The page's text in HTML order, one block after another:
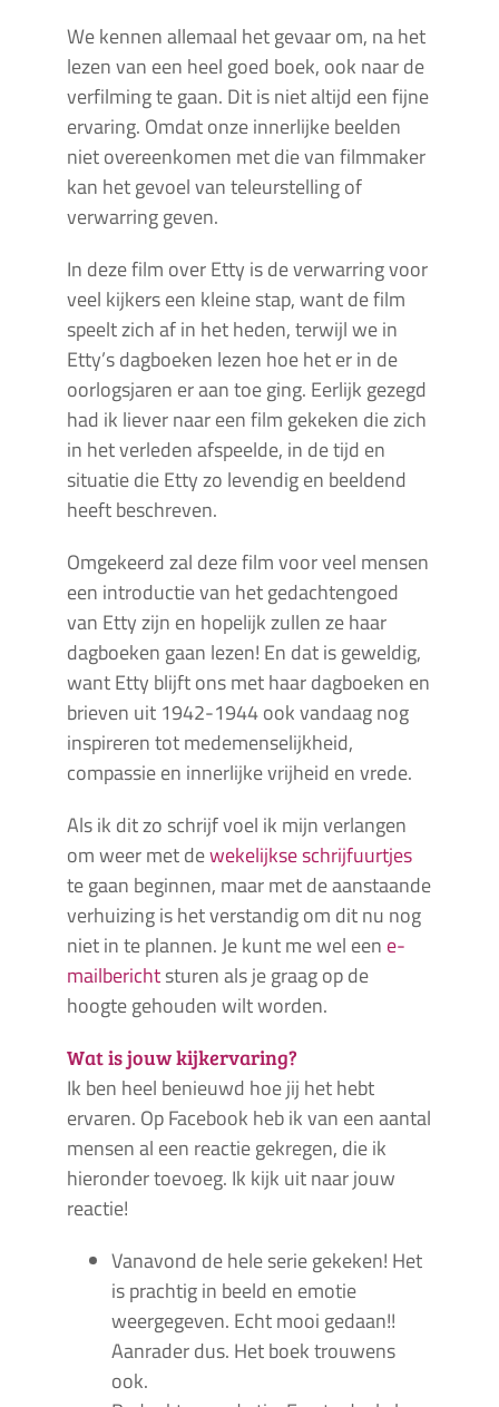
We kennen allemaal het gevaar om, na het
lezen van een heel goed boek, ook naar de
verfilming te gaan. Dit is niet altijd een fijne
ervaring. Omdat onze innerlijke beelden
niet overeenkomen met die van filmmaker
kan het gevoel van teleurstelling of
verwarring geven.
In deze film over Etty is de verwarring voor
veel kijkers een kleine stap, want de film
speelt zich af in het heden, terwijl we in
Etty’s dagboeken lezen hoe het er in de
oorlogsjaren er aan toe ging. Eerlijk gezegd
had ik liever naar een film gekeken die zich
in het verleden afspeelde, in de tijd en
situatie die Etty zo levendig en beeldend
heeft beschreven.
Omgekeerd zal deze film voor veel mensen
een introductie van het gedachtengoed
van Etty zijn en hopelijk zullen ze haar
dagboeken gaan lezen! En dat is geweldig,
want Etty blijft ons met haar dagboeken en
brieven uit 1942-1944 ook vandaag nog
inspireren tot medemenselijkheid,
compassie en innerlijke vrijheid en vrede.
Als ik dit zo schrijf voel ik mijn verlangen
om weer met dewekelijkse schrijfuurtjes
te gaan beginnen, maar met de aanstaande
verhuizing is het verstandig om dit nu nog
niet in te plannen. Je kunt me wel een e-
mailberichtsturen als je graag op de
hoogte gehouden wilt worden.
Wat is jouw kijkervaring?
Ik ben heel benieuwd hoe jij het hebt
ervaren. Op Facebook heb ik van een aantal
mensen al een reactie gekregen, die ik
hieronder toevoeg. Ik kijk uit naar jouw
reactie!
Vanavond de hele serie gekeken! Het
is prachtig in beeld en emotie
weergegeven. Echt mooi gedaan!!
Aanrader dus. Het boek trouwens
ook.